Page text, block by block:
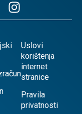
Uslovi
korištenja
internet
stranice
Pravila
privatnosti